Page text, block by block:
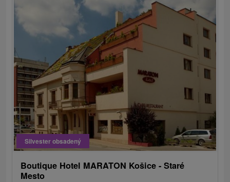
Silvester obsadený
Boutique Hotel MARATON Košice - Staré
Mesto